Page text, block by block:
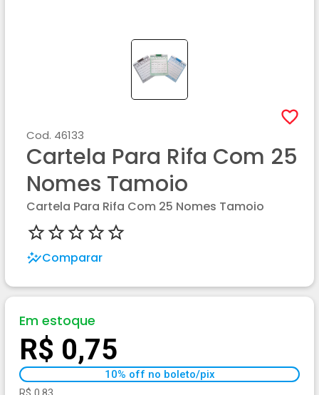
Cod. 46133
Cartela Para Rifa Com 25
Nomes Tamoio
Cartela Para Rifa Com 25 Nomes Tamoio
Comparar
Em estoque
R$ 0,75
10% off no boleto/pix